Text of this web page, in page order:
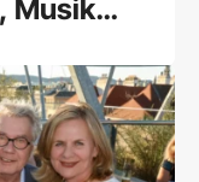
Musik